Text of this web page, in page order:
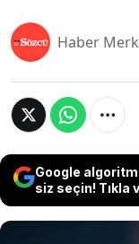
Haber
Google
siz seçin! Tıkla